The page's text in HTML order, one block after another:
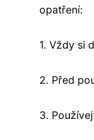
opatření:
1. Vždy si
2. Před
3.